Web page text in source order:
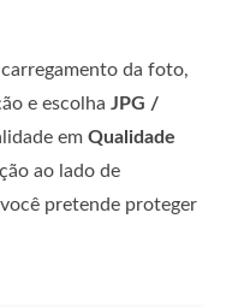
da foto,
e escolha JPG /
em Qualidade
ao lado de
pretende proteger